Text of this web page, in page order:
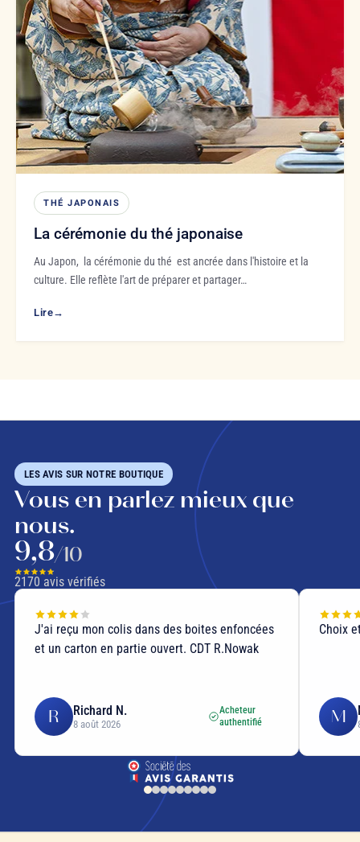
THÉ JAPONAIS
La cérémonie du thé japonaise
Au Japon, la cérémonie du thé est ancrée dans l'histoire et la
culture. Elle reflète l'art de préparer et partager…
Lire→
LES AVIS SUR NOTRE BOUTIQUE
Vous en parlez mieux que
nous.
9,8/10
2170 avis vérifiés
reçu mon colis dans des boites enfoncées
un carton en partie ouvert. CDT R.Nowak
Richard N.
8 août 2026
Acheteur
authentifié
Choix et
Muriel
8 août